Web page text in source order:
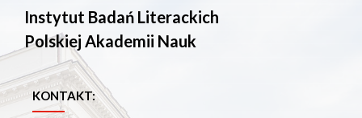
Instytut Badań Literackich
Polskiej Akademii Nauk
KONTAKT: